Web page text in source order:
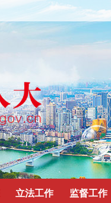
立法工作 监督工作